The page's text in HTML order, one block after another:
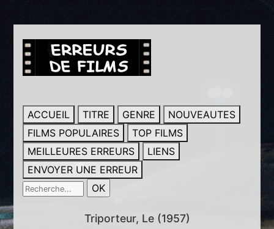
ACCUEIL TITRE GENRE
NOUVEAUTES
FILMS POPULAIRES
TOP FILMS
MEILLEURES ERREURS
LIENS
ENVOYER UNE ERREUR
Triporteur, Le (1957)